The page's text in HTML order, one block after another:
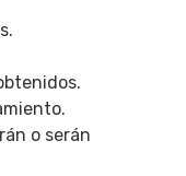
o serán